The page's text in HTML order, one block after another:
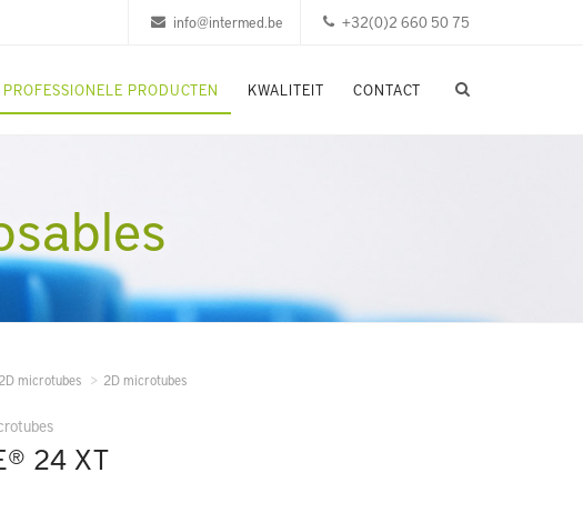
+32(0)2 660 50 75
info@intermed.be
PROFESSIONELE PRODUCTEN KWALITEIT CONTACT
microtubes 2D microtubes
24 XT